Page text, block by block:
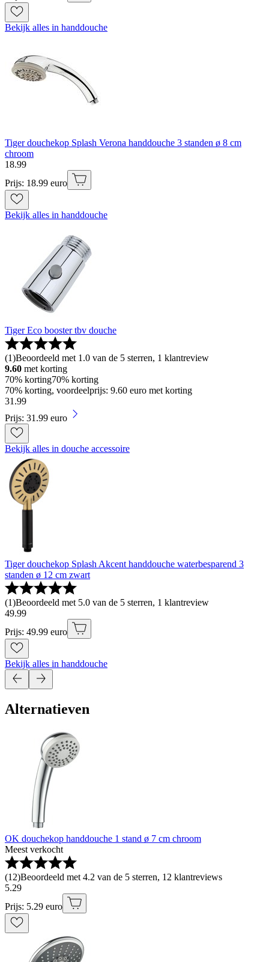
Bekijk alles in handdouche
Tiger douchekop Splash Verona handdouche 3 standen ø 8 cm
chroom
18.99
Prijs: 18.99 euro
Bekijk alles in handdouche
Tiger Eco booster tbv douche
(1)Beoordeeld met 1.0 van de 5 sterren, 1 klantreview
9.60 met korting
70% korting70% korting
70% korting, voordeelprijs: 9.60 euro met korting
31 .99
Prijs: 31.99 euro
Bekijk alles in douche accessoire
Tiger douchekop Splash Akcent handdouche waterbesparend 3
standen ø 12 cm zwart
(1)Beoordeeld met 5.0 van de 5 sterren, 1 klantreview
49.99
Prijs: 49.99 euro
Bekijk alles in handdouche
Alternatieven
OK douchekop handdouche 1 stand ø 7 cm chroom
Meest verkocht
(12)Beoordeeld met 4.2 van de 5 sterren, 12 klantreviews
5.29
Prijs: 5.29 euro